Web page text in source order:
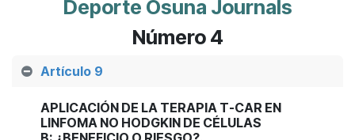
Deporte Osuna Journals
Número 4
Artículo 9
APLICACIÓN DE LA TERAPIA T-CAR EN
LINFOMA NO HODGKIN DE CÉLULAS